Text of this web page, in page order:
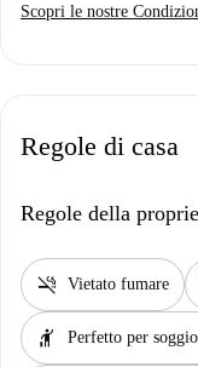
Scopri le nostre
Regole di casa
Regole della
smoke_free Vietato fumare
hail Perfetto per